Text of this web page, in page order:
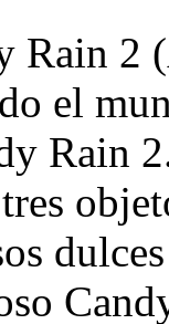
Rain 2
el
Rain